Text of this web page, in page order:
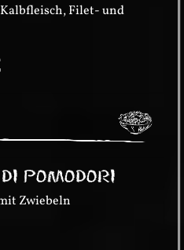
Filet- und
POMODORI
Zwiebeln